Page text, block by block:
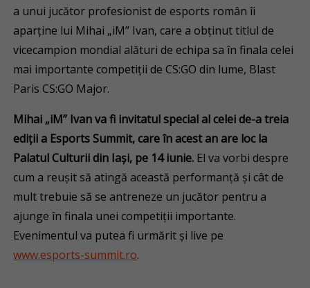
a unui jucător profesionist de esports român îi
aparține lui Mihai „iM” Ivan, care a obținut titlul de
vicecampion mondial alături de echipa sa în finala celei
mai importante competiții de CS:GO din lume, Blast
Paris CS:GO Major.
Mihai „iM” Ivan va fi invitatul special al celei de-a treia
ediții a Esports Summit, care în acest an are loc la
Palatul Culturii din Iași, pe 14 iunie. El va vorbi despre
cum a reușit să atingă această performanță și cât de
mult trebuie să se antreneze un jucător pentru a
ajunge în finala unei competiții importante.
Evenimentul va putea fi urmărit și live pe
www.esports-summit.ro.